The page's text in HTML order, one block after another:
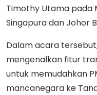
Timothy Utama pada
Singapura dan Johor
Dalam acara
mengenalkan fitur
untuk memudahkan
mancanegara ke